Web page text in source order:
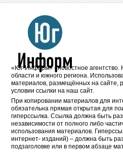
«Юг-Информ» - новостное агентство.
области и южного региона.
материалов, размещённых на сайте,
условии ссылки на наш сайт.
При копировании материалов для
обязательна прямая открытая для
гиперссылка. Ссылка должна быть
независимости от полного либо
использования материалов.
интернет- изданий) – должна быть
подзаголовке или в первом абзаце